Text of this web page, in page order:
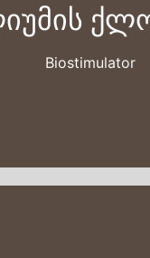
Biostimulator